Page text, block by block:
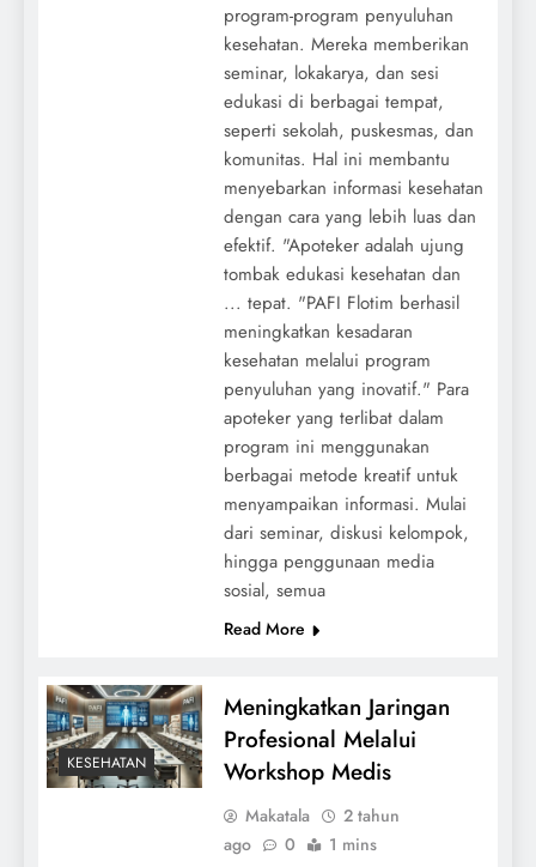
program-program penyuluhan
kesehatan. Mereka memberikan
seminar, lokakarya, dan sesi
edukasi di berbagai tempat,
seperti sekolah, puskesmas, dan
komunitas. Hal ini membantu
menyebarkan informasi kesehatan
dengan cara yang lebih luas dan
efektif. "Apoteker adalah ujung
tombak edukasi kesehatan dan
... tepat. "PAFI Flotim berhasil
meningkatkan kesadaran
kesehatan melalui program
penyuluhan yang inovatif." Para
apoteker yang terlibat dalam
program ini menggunakan
berbagai metode kreatif untuk
menyampaikan informasi. Mulai
dari seminar, diskusi kelompok,
hingga penggunaan media
sosial, semua
Read More
KESEHATAN
Meningkatkan Jaringan
Profesional Melalui
Workshop Medis
Makatala
2 tahun
ago
0 1 mins